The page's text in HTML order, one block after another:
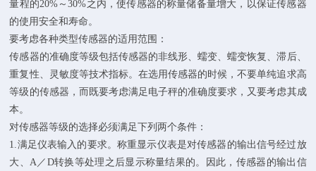
量程的20%～30%之内，使传感器的称量储备量增大，以保证传感器
的使用安全和寿命。
要考虑各种类型传感器的适用范围：
传感器的准确度等级包括传感器的非线形、蠕变、蠕变恢复、滞后、
重复性、灵敏度等技术指标。在选用传感器的时候，不要单纯追求高
等级的传感器，而既要考虑满足电子秤的准确度要求，又要考虑其成
本。
对传感器等级的选择必须满足下列两个条件：
1.满足仪表输入的要求。称重显示仪表是对传感器的输出信号经过放
大、A／D转换等处理之后显示称量结果的。因此，传感器的输出信